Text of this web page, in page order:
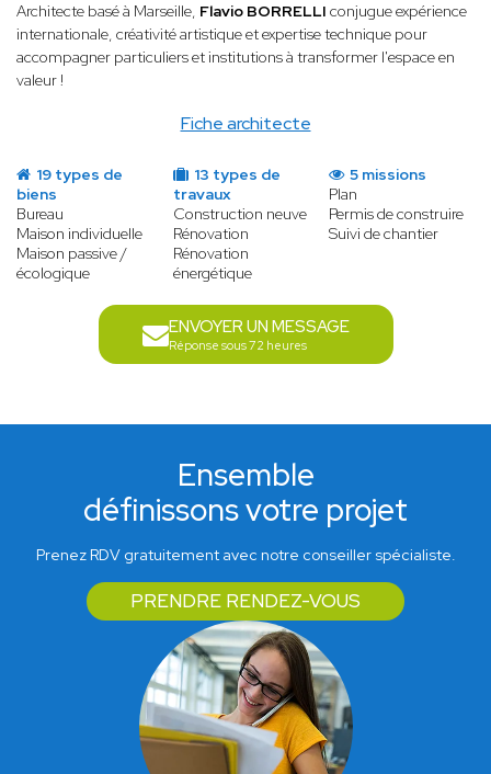
Fiche architecte
Architecte basé à Marseille, Flavio BORRELLI conjugue expérience
internationale, créativité artistique et expertise technique pour
accompagner particuliers et institutions à transformer l'espace en
valeur !
19 types de
biens
Bureau
Maison individuelle
Maison passive /
écologique
13 types de
travaux
Construction neuve
Rénovation
Rénovation
énergétique
5 missions
Plan
Permis de construire
Suivi de chantier
ENVOYER UN MESSAGE
Réponse sous 72 heures
Ensemble
définissons votre projet
Prenez RDV gratuitement avec notre conseiller spécialiste.
PRENDRE RENDEZ-VOUS